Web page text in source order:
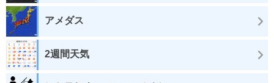
アメダス
2週間天気